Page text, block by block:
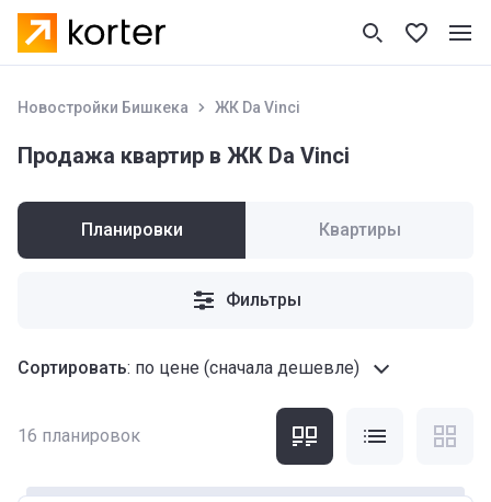
Новостройки Бишкека ЖК Da Vinci
Продажа квартир в ЖК Da Vinci
Планировки Квартиры
Фильтры
Сортировать: по цене (сначала дешевле)
16 планировок